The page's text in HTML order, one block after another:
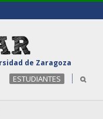
de Zaragoza
ESTUDIANTES